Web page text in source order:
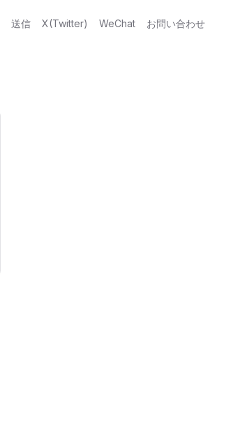
送信 X(Twitter) WeChat お問い合わせ